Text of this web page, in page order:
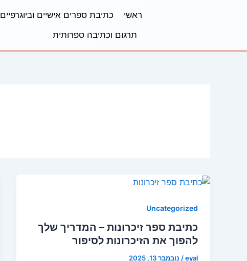
ראשי כתיבת ספרים אישיים וביוגרפיים
תרגום וכתיבה ספרותית
Uncategorized
כתיבת ספר זיכרונות – המדריך שלך
להפוך את הזיכרונות לסיפור
eyal
/ נובמבר 13, 2025